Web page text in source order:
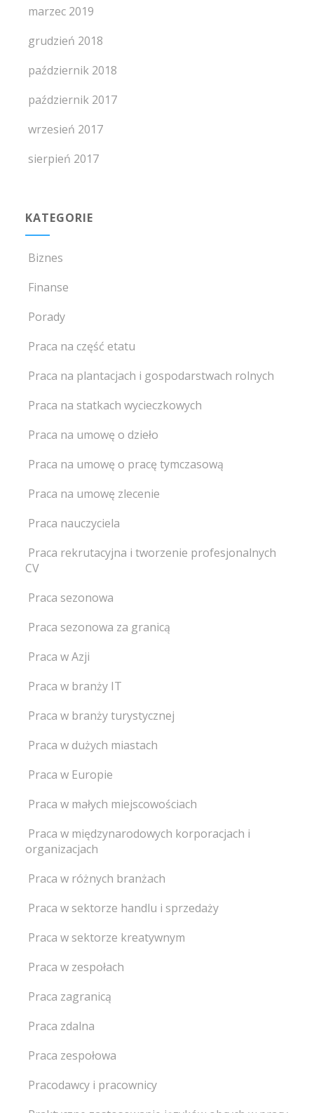
marzec 2019
grudzień 2018
październik 2018
październik 2017
wrzesień 2017
sierpień 2017
KATEGORIE
Biznes
Finanse
Porady
Praca na część etatu
Praca na plantacjach i gospodarstwach rolnych
Praca na statkach wycieczkowych
Praca na umowę o dzieło
Praca na umowę o pracę tymczasową
Praca na umowę zlecenie
Praca nauczyciela
Praca rekrutacyjna i tworzenie profesjonalnych
CV
Praca sezonowa
Praca sezonowa za granicą
Praca w Azji
Praca w branży IT
Praca w branży turystycznej
Praca w dużych miastach
Praca w Europie
Praca w małych miejscowościach
Praca w międzynarodowych korporacjach i
organizacjach
Praca w różnych branżach
Praca w sektorze handlu i sprzedaży
Praca w sektorze kreatywnym
Praca w zespołach
Praca zagranicą
Praca zdalna
Praca zespołowa
Pracodawcy i pracownicy